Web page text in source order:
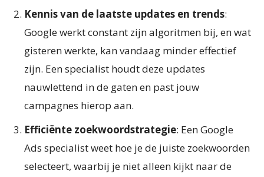
Kennis van de laatste updates en trends:
Google werkt constant zijn algoritmen bij, en wat
gisteren werkte, kan vandaag minder effectief
zijn. Een specialist houdt deze updates
nauwlettend in de gaten en past jouw
campagnes hierop aan.
Efficiënte zoekwoordstrategie: Een Google
Ads specialist weet hoe je de juiste zoekwoorden
selecteert, waarbij je niet alleen kijkt naar de